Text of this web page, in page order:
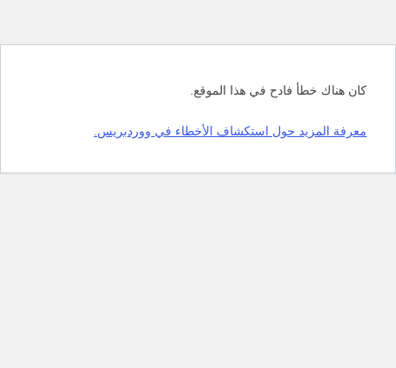
كان هناك خطأ فادح في هذا الموقع.
معرفة المزيد حول استكشاف الأخطاء في ووردبريس.